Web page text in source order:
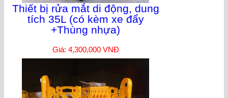
Thiết bị rửa mắt di động, dung
tích 35L (có kèm xe đẩy
+Thùng nhựa)
Giá: 4,300,000 VNĐ